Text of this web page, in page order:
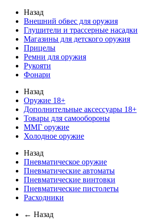
Назад
Внешний обвес для оружия
Глушители и трассерные насадки
Магазины для детского оружия
Прицелы
Ремни для оружия
Рукояти
Фонари
Назад
Оружие 18+
Дополнительные аксессуары 18+
Товары для самообороны
ММГ оружие
Холодное оружие
Назад
Пневматическое оружие
Пневматические автоматы
Пневматические винтовки
Пневматические пистолеты
Расходники
← Назад